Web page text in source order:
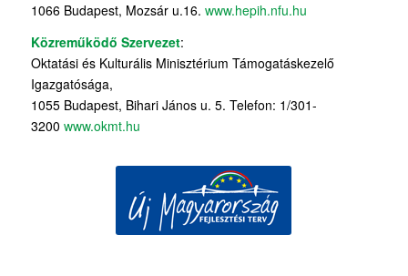
1066 Budapest, Mozsár u.16. www.hepih.nfu.hu
Közreműködő Szervezet:
Oktatási és Kulturális Minisztérium Támogatáskezelő
Igazgatósága,
1055 Budapest, Bihari János u. 5. Telefon: 1/301-
3200 www.okmt.hu